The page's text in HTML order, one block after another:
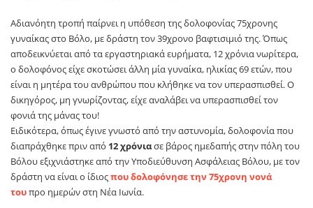
Αδιανόητη τροπή παίρνει η υπόθεση της δολοφονίας 75χρονης
γυναίκας στο Βόλο, με δράστη τον 39χρονο βαφτισιμιό της. Όπως
αποδεικνύεται από τα εργαστηριακά ευρήματα, 12 χρόνια νωρίτερα,
ο δολοφόνος είχε σκοτώσει άλλη μία γυναίκα, ηλικίας 69 ετών, που
είναι η μητέρα του ανθρώπου που κλήθηκε να τον υπερασπισθεί. Ο
δικηγόρος, μη γνωρίζοντας, είχε αναλάβει να υπερασπισθεί τον
φονιά της μάνας του!
Ειδικότερα, όπως έγινε γνωστό από την αστυνομία, δολοφονία που
διαπράχθηκε πριν από 12 χρόνιασε βάρος ημεδαπής στην πόλη του
Βόλου εξιχνιάστηκε από την Υποδιεύθυνση Ασφάλειας Βόλου, με τον
δράστη να είναι ο ίδιοςπου δολοφόνησε την 75χρονη νονά
τουπρο ημερών στη Νέα Ιωνία.